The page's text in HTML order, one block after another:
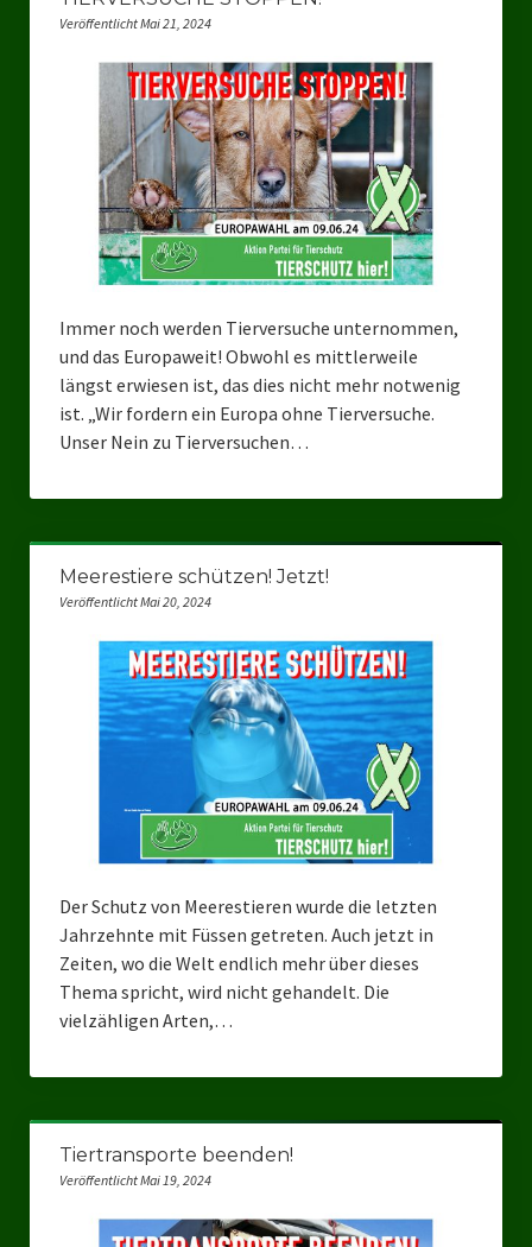
Ratsgruppe Freie Wähler Tierschutz PARTEI Düsseldorf
Ratsgruppe Tierschutz / DAL-WGD Duisburg
Ratsgruppe TIERSCHUTZ GUT Gelsenkirchen
Ratsgruppe DKP / TIERSCHUTZ Bottrop
Kommunalwahl Nordrhein-Westfalen 2025
Unsere Oberbürgermeister-Kandidaten
Unsere Kandidaten für Duisburg
Europawahl 2024
Landtagswahl Thüringen 2024
Landtagswahl Sachsen 2024
Landtagswahl Berlin 2021/23
Landtagswahl Mecklenburg – Vorpommern 2021
Landtagswahl Sachsen-Anhalt 2021
Kommunalwahl Nordrhein-Westfalen 2020
Bürgerschaftswahl Hamburg 2020
Landtagswahl Thüringen 2019
Europawahl 2019
Datenschutzerklärung
Veröffentlicht Mai 21, 2024
Immer noch werden Tierversuche unternommen,
und das Europaweit! Obwohl es mittlerweile
längst erwiesen ist, das dies nicht mehr notwenig
ist. „Wir fordern ein Europa ohne Tierversuche.
Unser Nein zu Tierversuchen…
Meerestiere schützen! Jetzt!
Veröffentlicht Mai 20, 2024
Der Schutz von Meerestieren wurde die letzten
Jahrzehnte mit Füssen getreten. Auch jetzt in
Zeiten, wo die Welt endlich mehr über dieses
Thema spricht, wird nicht gehandelt. Die
vielzähligen Arten,…
Tiertransporte beenden!
Veröffentlicht Mai 19, 2024